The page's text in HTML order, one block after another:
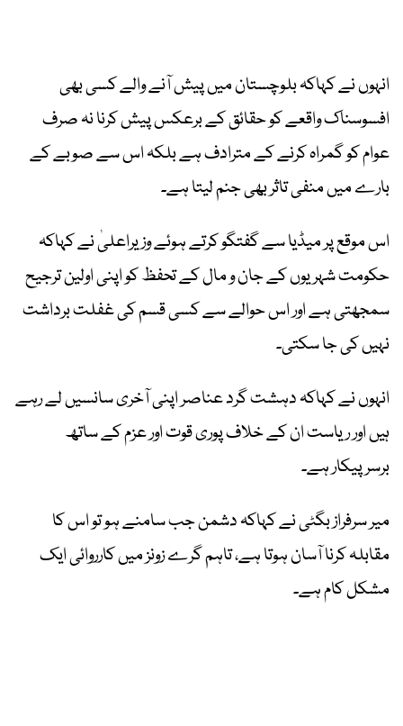
انہوں نے کہاکہ بلوچستان میں پیش آنے والے کسی بھی
افسوسناک واقعے کو حقائق کے برعکس پیش کرنا نہ صرف
عوام کو گمراہ کرنے کے مترادف ہے بلکہ اس سے صوبے کے
بارے میں منفی تاثر بھی جنم لیتا ہے۔
اس موقع پر میڈیا سے گفتگو کرتے ہوئے وزیراعلیٰ نے کہاکہ
حکومت شہریوں کے جان و مال کے تحفظ کو اپنی اولین ترجیح
سمجھتی ہے اور اس حوالے سے کسی قسم کی غفلت برداشت
نہیں کی جا سکتی۔
انہوں نے کہاکہ دہشت گرد عناصر اپنی آخری سانسیں لے رہے
ہیں اور ریاست ان کے خلاف پوری قوت اور عزم کے ساتھ
برسرپیکار ہے۔
میر سرفراز بگٹی نے کہاکہ دشمن جب سامنے ہو تو اس کا
مقابلہ کرنا آسان ہوتا ہے، تاہم گرے زونز میں کارروائی ایک
مشکل کام ہے۔